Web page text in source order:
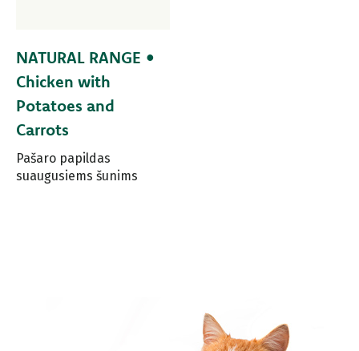
NATURAL RANGE •
Chicken with
Potatoes and
Carrots
Pašaro papildas
suaugusiems šunims